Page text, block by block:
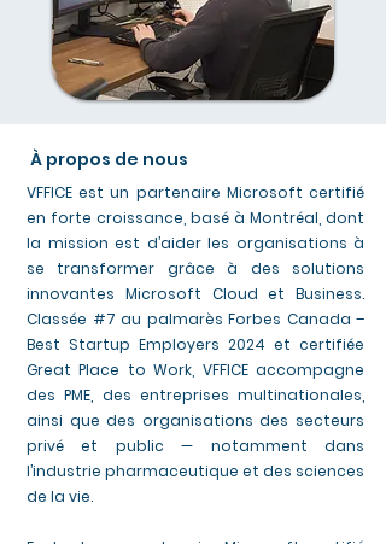
À propos de nous
VFFICE est un partenaire Microsoft certifié
en forte croissance, basé à Montréal, dont
la mission est d’aider les organisations à
se transformer grâce à des solutions
innovantes Microsoft Cloud et Business.
Classée #7 au palmarès Forbes Canada –
Best Startup Employers 2024 et certifiée
Great Place to Work, VFFICE accompagne
des PME, des entreprises multinationales,
ainsi que des organisations des secteurs
privé et public — notamment dans
l’industrie pharmaceutique et des sciences
de la vie.